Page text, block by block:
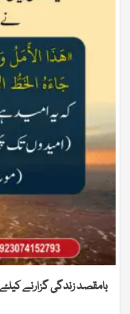
بامقصد زندگی گزارنے